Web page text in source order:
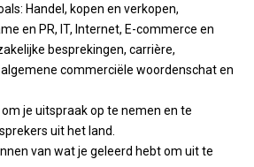
Handel, kopen en verkopen,
en PR, IT, Internet, E-commerce en
besprekingen, carrière,
commerciële woordenschat en
je uitspraak op te nemen en te
uit het land.
van wat je geleerd hebt om uit te